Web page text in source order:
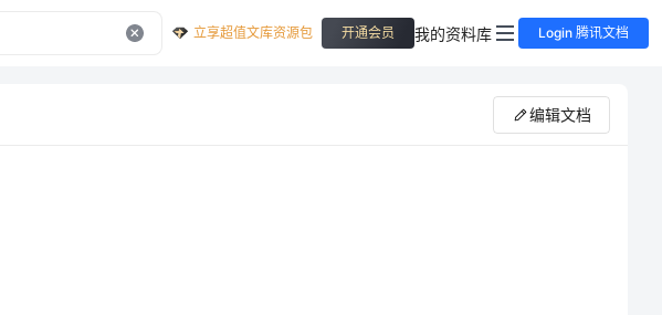
立享超值文库资源包 开通会员 我的资料库 Login 腾讯文档
编辑文档